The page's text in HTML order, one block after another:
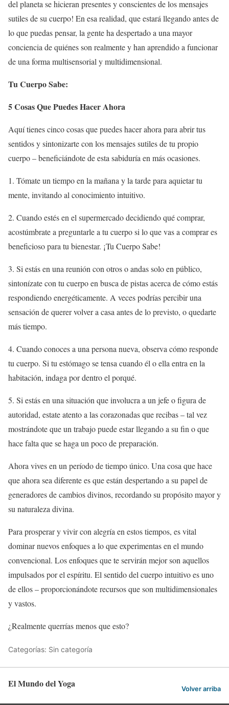
del planeta se hicieran presentes y conscientes de los mensajes
sutiles de su cuerpo! En esa realidad, que estará llegando antes de
lo que puedas pensar, la gente ha despertado a una mayor
conciencia de quiénes son realmente y han aprendido a funcionar
de una forma multisensorial y multidimensional.
Tu Cuerpo Sabe:
5 Cosas Que Puedes Hacer Ahora
Aquí tienes cinco cosas que puedes hacer ahora para abrir tus
sentidos y sintonizarte con los mensajes sutiles de tu propio
cuerpo – beneficiándote de esta sabiduría en más ocasiones.
1. Tómate un tiempo en la mañana y la tarde para aquietar tu
mente, invitando al conocimiento intuitivo.
2. Cuando estés en el supermercado decidiendo qué comprar,
acostúmbrate a preguntarle a tu cuerpo si lo que vas a comprar es
beneficioso para tu bienestar. ¡Tu Cuerpo Sabe!
3. Si estás en una reunión con otros o andas solo en público,
sintonízate con tu cuerpo en busca de pistas acerca de cómo estás
respondiendo energéticamente. A veces podrías percibir una
sensación de querer volver a casa antes de lo previsto, o quedarte
más tiempo.
4. Cuando conoces a una persona nueva, observa cómo responde
tu cuerpo. Si tu estómago se tensa cuando él o ella entra en la
habitación, indaga por dentro el porqué.
5. Si estás en una situación que involucra a un jefe o figura de
autoridad, estate atento a las corazonadas que recibas – tal vez
mostrándote que un trabajo puede estar llegando a su fin o que
hace falta que se haga un poco de preparación.
Ahora vives en un período de tiempo único. Una cosa que hace
que ahora sea diferente es que están despertando a su papel de
generadores de cambios divinos, recordando su propósito mayor y
su naturaleza divina.
Para prosperar y vivir con alegría en estos tiempos, es vital
dominar nuevos enfoques a lo que experimentas en el mundo
convencional. Los enfoques que te servirán mejor son aquellos
impulsados por el espíritu. El sentido del cuerpo intuitivo es uno
de ellos – proporcionándote recursos que son multidimensionales
y vastos.
¿Realmente querrías menos que esto?
Categorías: Sin categoría
El Mundo del Yoga Volver arriba